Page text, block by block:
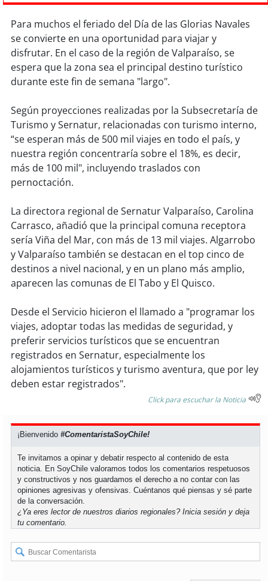
soycalama
soyantofagasta
soycopiapó
soyvalparaíso
soyquillota
soy sanantonio
soysancarlos
soytalcahuano
soyconcepción
soycoronel
soy arauco
temuco
soyosorno
soy puertomontt
soychiloé
Para muchos el feriado del Día de las Glorias Navales
se convierte en una oportunidad para viajar y
disfrutar. En el caso de la región de Valparaíso, se
espera que la zona sea el principal destino turístico
durante este fin de semana "largo".
Según proyecciones realizadas por la Subsecretaría de
Turismo y Sernatur, relacionadas con turismo interno,
“se esperan más de 500 mil viajes en todo el país, y
nuestra región concentraría sobre el 18%, es decir,
más de 100 mil", incluyendo traslados con
pernoctación.
La directora regional de Sernatur Valparaíso, Carolina
Carrasco, añadió que la principal comuna receptora
sería Viña del Mar, con más de 13 mil viajes. Algarrobo
y Valparaíso también se destacan en el top cinco de
destinos a nivel nacional, y en un plano más amplio,
aparecen las comunas de El Tabo y El Quisco.
Desde el Servicio hicieron el llamado a "programar los
viajes, adoptar todas las medidas de seguridad, y
preferir servicios turísticos que se encuentran
registrados en Sernatur, especialmente los
alojamientos turísticos y turismo aventura, que por ley
deben estar registrados".
Click para escuchar la Noticia
¡Bienvenido#ComentaristaSoyChile!
Te invitamos a opinar y debatir respecto al contenido de esta
noticia. En SoyChile valoramos todos los comentarios respetuosos
y constructivos y nos guardamos el derecho a no contar con las
opiniones agresivas y ofensivas. Cuéntanos qué piensas y sé parte
de la conversación.
¿Ya eres lector de nuestros diarios regionales?Inicia sesión y deja
tu comentario.